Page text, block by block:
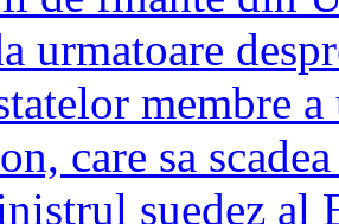
urmatoare
membre
care sa
suedez al